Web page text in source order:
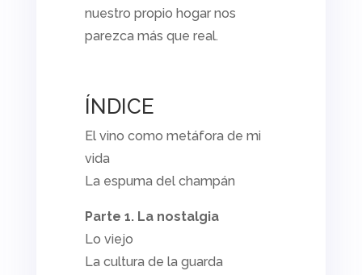
nuestro propio hogar nos
parezca más que real.
ÍNDICE
El vino como metáfora de mi
vida
La espuma del champán
Parte 1. La nostalgia
Lo viejo
La cultura de la guarda